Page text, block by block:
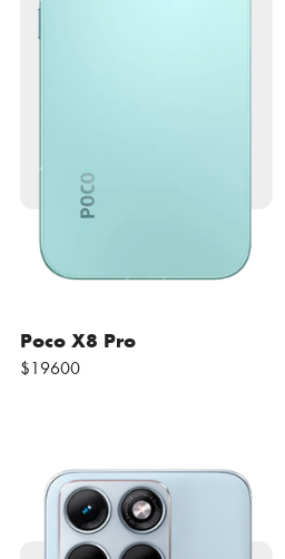
Poco X8 Pro
$19600